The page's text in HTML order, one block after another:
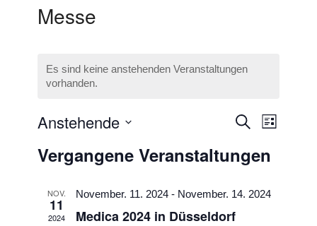
Messe
Es sind keine anstehenden Veranstaltungen
vorhanden.
und
Navigation
SucheListe
Anstehende
wählen.
Vergangene Veranstaltungen
NOV.
11
2024
November. 11. 2024 - November. 14. 2024
Medica 2024 in Düsseldorf